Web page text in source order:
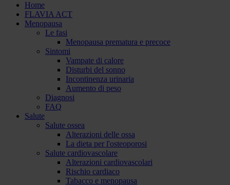
Home
FLAVIA ACT
Menopausa
Le fasi
Menopausa prematura e precoce
Sintomi
Vampate di calore
Disturbi del sonno
Incontinenza urinaria
Aumento di peso
Diagnosi
FAQ
Salute
Salute ossea
Alterazioni delle ossa
La dieta per l'osteoporosi
Salute cardiovascolare
Alterazioni cardiovascolari
Rischio cardiaco
Tabacco e menopausa